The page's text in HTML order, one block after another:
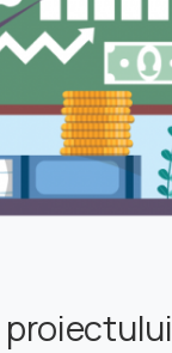
proiectului